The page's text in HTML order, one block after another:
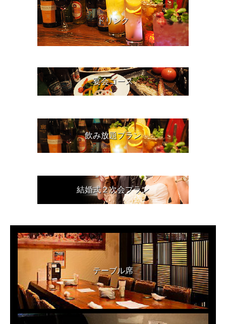
ドリンク
宴会コース
飲み放題プラン
結婚式２次会プラン
テーブル席